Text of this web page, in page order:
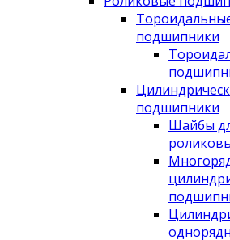
подшипники
подшипники
Шайбы